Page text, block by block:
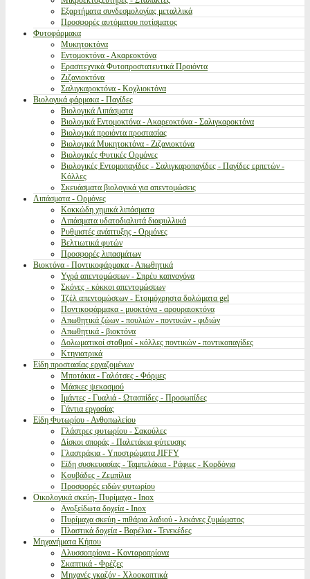
Εξαρτήματα συνδεσμολογίας μεταλλικά
Προσφορές αυτόματου ποτίσματος
Φυτοφάρμακα
Μυκητοκτόνα
Εντομοκτόνα - Ακαρεοκτόνα
Ερασιτεχνικά Φυτοπροστατευτικά Προιόντα
Ζιζανιοκτόνα
Σαλιγκαροκτόνα - Κοχλιοκτόνα
Βιολογικά φάρμακα - Παγίδες
Βιολογικά Λιπάσματα
Βιολογικά Εντομοκτόνα - Ακαρεοκτόνα - Σαλιγκαροκτόνα
Βιολογικά προιόντα προστασίας
Βιολογικά Μυκητοκτόνα - Ζιζανιοκτόνα
Βιολογικές Φυτικές Ορμόνες
Βιολογικές Εντομοπαγίδες - Σαλιγκαροπαγίδες - Παγίδες ερπετών -
Κόλλες
Σκευάσματα βιολογικά για απεντομώσεις
Λιπάσματα - Ορμόνες
Κοκκώδη χημικά λιπάσματα
Λιπάσματα υδατοδιαλυτά διαφυλλικά
Ρυθμιστές ανάπτυξης - Ορμόνες
Βελτιωτικά φυτών
Προσφορές λιπασμάτων
Βιοκτόνα - Ποντικοφάρμακα - Απωθητικά
Υγρά απεντομώσεων - Σπρέυ καπνογόνα
Σκόνες - κόκκοι απεντομώσεων
Τζέλ απεντομώσεων - Ετοιμόχρηστα δολώματα gel
Ποντικοφάρμακα - μυοκτόνα - αρουραιοκτόνα
Απωθητικά ζώων - πουλιών - ποντικών - φιδιών
Απωθητικά - βιοκτόνα
Δολωματικοί σταθμοί - κόλλες ποντικών - ποντικοπαγίδες
Κτηνιατρικά
Είδη προστασίας εργαζομένων
Μποτάκια - Γαλότσες - Φόρμες
Μάσκες ψεκασμού
Ιμάντες - Γυαλιά - Ωτασπίδες - Προσωπίδες
Γάντια εργασίας
Είδη Φυτωρίου - Ανθοπωλείου
Γλάστρες φυτωρίου - Σακούλες
Δίσκοι σποράς - Παλετάκια φύτευσης
Γλαστράκια - Υποστρώματα JIFFY
Είδη συσκευασίας - Ταμπελάκια - Ράφιες - Κορδόνια
Κουβάδες - Ζεμπίλια
Προσφορές ειδών φυτωρίου
Οικολογικά σκεύη- Πυρίμαχα - Inox
Ανοξείδωτα δοχεία - Inox
Πυρίμαχα σκεύη - πιθάρια λαδιού - λεκάνες ζυμώματος
Πλαστικά δοχεία - Βαρέλια - Τενεκέδες
Μηχανήματα Κήπου
Αλυσσοπρίονα - Κονταροπρίονα
Σκαπτικά - Φρέζες
Μηχανές γκαζόν - Χλοοκοπτικά